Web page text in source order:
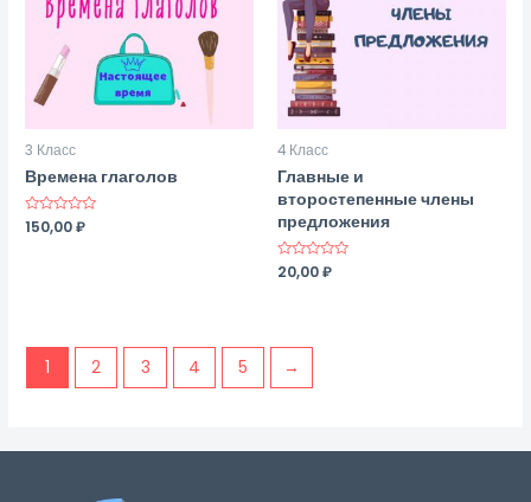
3 Класс
Времена глаголов
Оценка
0
150,00₽
4 Класс
Главные и
второстепенные члены
предложения
Оценка
0
20,00₽
1 2 3 4 5 →